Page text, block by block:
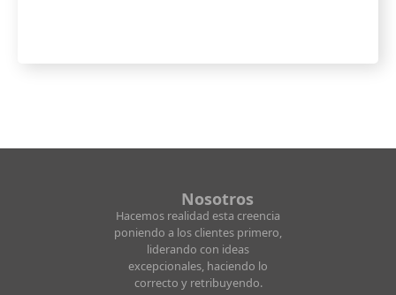
Nosotros
Hacemos realidad esta creencia
poniendo a los clientes primero,
liderando con ideas
excepcionales, haciendo lo
correcto y retribuyendo.